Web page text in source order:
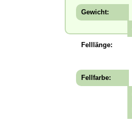
Gewicht:
Felllänge:
Fellfarbe: